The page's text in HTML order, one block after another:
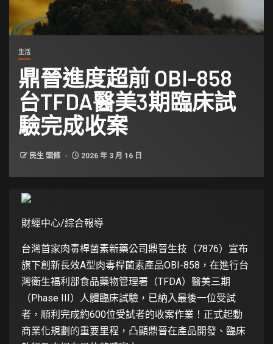
生活
鼎晉進度超前 OBI-858
台TFDA醫美3期臨床試
驗完成收案
民生 頭條 2026 年 3 月 16 日
財經中心/綜合報導
台灣首家肉毒桿菌素新藥公司鼎晉生技（7876）宣布
旗下創新長效A型肉毒桿菌素產品OBI-858，在進行台
灣衛生福利部食品藥物管理署（TFDA）醫美三期
（Phase III）人體臨床試驗，已納入最後一位受試
者，順利完成約600位受試者的收案作業！正式起動
商業化規劃的重要里程，凸顯鼎晉在產品開發、臨床